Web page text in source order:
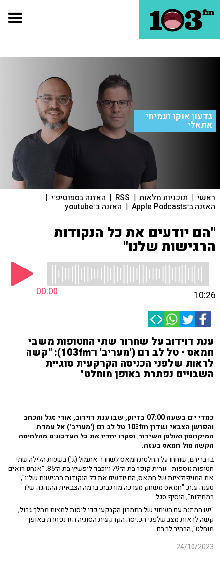
גדעון אוקו ועמיחי
אתאלי
ראשי | תוכניות מלאות |
RSS
| האזנה בספוטיפיי |
האזנה ב־Apple Podcasts | האזנה ב־youtube
"הם יודעים את כל הנקודות
הרגישות שלנו"
00:00 10:26
ענת דוידוב על שחרור שתי החטופות משבי
חמאס • טל לב רם ('מעריב' ו־103fm): "קשה
לראות שלפני הכניסה הקרקעית סוגיית
השבויים נפתרת באופן מוחלט"
כמדי יום בשעה 07:00 בדיוק, שבו ענת דוידוב, אודי סגל והכתב
והפרשן הצבאי ושדרן 103fm טל לב רם ('מעריב') אל עמדת
המיקרופון ואולפן השידור, וסקרו יחדיו את כל העדכונים מהלחימה
הקשה מול חמאס בעזה.
בדבריהם, שוחחו על החלטת חמאס לשחרר אתמול (ג') בשעות הלילה שתי
חטופות נוספות - נורית קופר בת ה־79 ויוכבד ליפשיץ בת ה־85. "אנחנו רואים
את המניפולציות של חמאס, הם יודעים את כל הנקודות הרגישות שלנו",
טענה ענת. "חמאס משחק מערכה מורכבת, ברמה הצבאית ההנהגה שלו
במחילות", הוסיף סגל.
"יש המתנה עם העיתוי של התמרון הקרקעי כדי לנסות למצות מהלך גדול,
קשה לראות מצב שלפני הכניסה הקרקעית הסוגיה הזו נפתרת באופן
מוחלט", הבהיר לב רם.
24/10/2023